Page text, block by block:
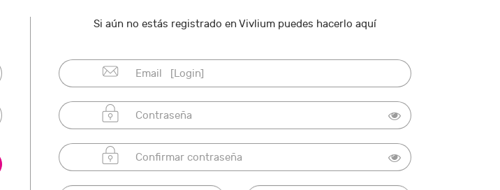
Si aún no estás registrado en Vivlium puedes hacerlo aquí